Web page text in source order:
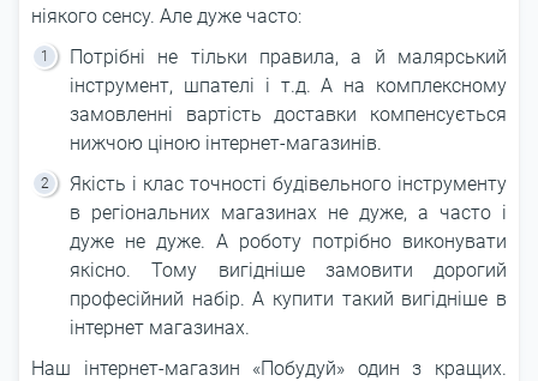
ніякого сенсу. Але дуже часто:
Потрібні не тільки правила, а й малярський
інструмент, шпателі і т.д. А на комплексному
замовленні вартість доставки компенсується
нижчою ціною інтернет-магазинів.
Якість і клас точності будівельного інструменту
в регіональних магазинах не дуже, а часто і
дуже не дуже. А роботу потрібно виконувати
якісно. Тому вигідніше замовити дорогий
професійний набір. А купити такий вигідніше в
інтернет магазинах.
Наш інтернет-магазин «Побудуй» один з кращих.